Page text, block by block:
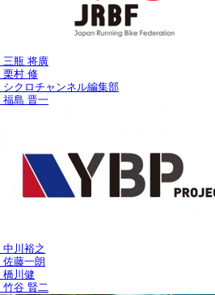
三瓶 将廣
栗村 修
シクロチャンネル編集部
福島 晋一
中川裕之
佐藤一朗
橋川健
竹谷 賢二